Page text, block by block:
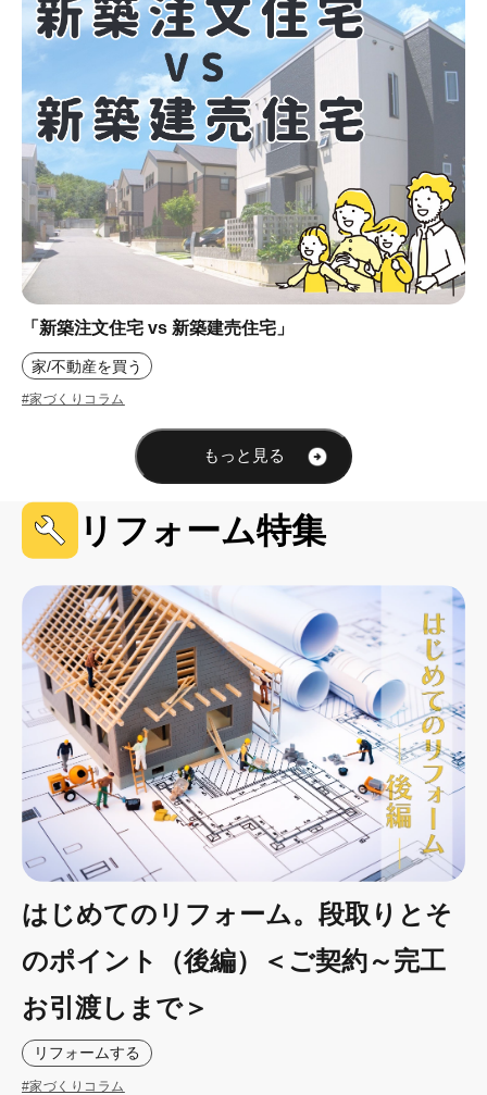
「新築注文住宅 vs 新築建売住宅」
家/不動産を買う
#家づくりコラム
もっと見る
リフォーム特集
はじめてのリフォーム。段取りとそ
のポイント（後編）＜ご契約～完工
お引渡しまで＞
リフォームする
#家づくりコラム